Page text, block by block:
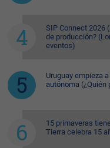
SIP Connect 2026
de producción?
eventos)
Uruguay empieza
autónoma
15 primaveras
Tierra celebra 15